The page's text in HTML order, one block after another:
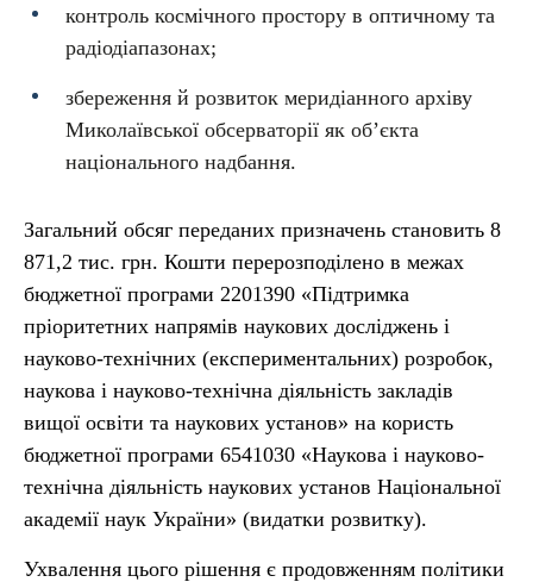
контроль космічного простору в оптичному та
радіодіапазонах;
збереження й розвиток меридіанного архіву
Миколаївської обсерваторії як об’єкта
національного надбання.
Загальний обсяг переданих призначень становить 8
871,2 тис. грн. Кошти перерозподілено в межах
бюджетної програми 2201390 «Підтримка
пріоритетних напрямів наукових досліджень і
науково-технічних (експериментальних) розробок,
наукова і науково-технічна діяльність закладів
вищої освіти та наукових установ» на користь
бюджетної програми 6541030 «Наукова і науково-
технічна діяльність наукових установ Національної
академії наук України» (видатки розвитку).
Ухвалення цього рішення є продовженням політики